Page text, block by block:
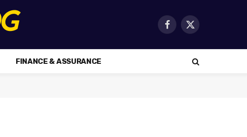
Facebook
X
FINANCE & ASSURANCE